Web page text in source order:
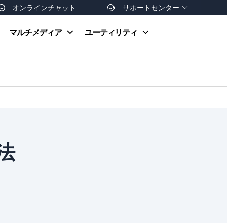
オンラインチャット  サポートセンター 
お支払い方法
マルチメディア ユーティリティ